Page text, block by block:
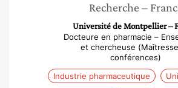
Recherche –
Université de Montpellier –
Docteure en pharmacie –
et chercheuse
conférences)
Industrie pharmaceutique